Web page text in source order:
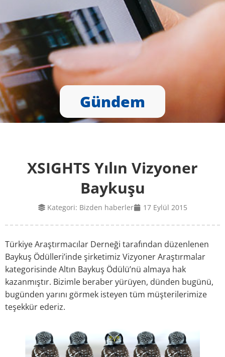
Gündem
XSIGHTS Yılın Vizyoner
Baykuşu
Kategori: Bizden haberler 17 Eylül 2015
Türkiye Araştırmacılar Derneği tarafından düzenlenen
Baykuş Ödülleri’inde şirketimiz Vizyoner Araştırmalar
kategorisinde Altın Baykuş Ödülü’nü almaya hak
kazanmıştır. Bizimle beraber yürüyen, dünden bugünü,
bugünden yarını görmek isteyen tüm müşterilerimize
teşekkür ederiz.